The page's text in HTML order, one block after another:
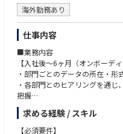
海外勤務あり
仕事内容
■業務内容
【入社後～6ヶ月（オンボーデ
・部門ごとのデータの所在・形
・各部門とのヒアリングを通
把握
・進行中DXプロジェクトの現状
【入社後6ヶ月～1年（プロジェ
求める経験 / スキル
【必須要件】